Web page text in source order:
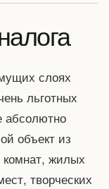
слоях
льготных
абсолютно
объект из
жилых
творческих